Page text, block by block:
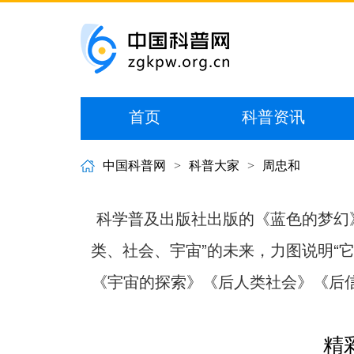
首页 科普资讯
中国科普网 > 科普大家 > 周忠和
科学普及出版社出版的《蓝色的梦
类、社会、宇宙”的未来，力图说明“
《宇宙的探索》《后人类社会》《
精